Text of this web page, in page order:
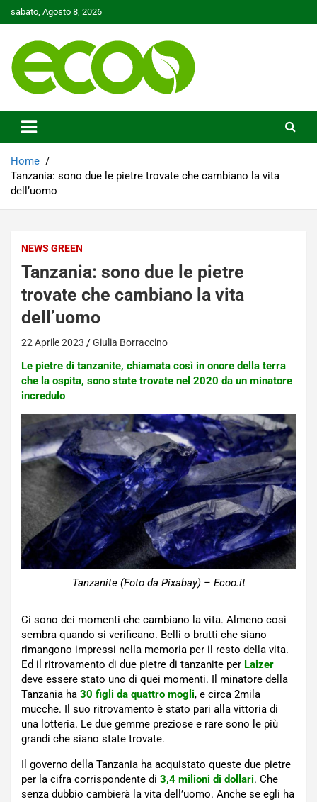
to
sabato, Agosto 8, 2026
Ecoo.it
Home
Tanzania: sono due le pietre trovate che cambiano la vita
dell’uomo
NEWS GREEN
Tanzania: sono due le pietre
trovate che cambiano la vita
dell’uomo
22 Aprile 2023 Giulia Borraccino
Le pietre di tanzanite, chiamata così in onore della terra
che la ospita, sono state trovate nel 2020 da un minatore
incredulo
Tanzanite (Foto da Pixabay) – Ecoo.it
Ci sono dei momenti che cambiano la vita. Almeno così
sembra quando si verificano. Belli o brutti che siano
rimangono impressi nella memoria per il resto della vita.
Ed il ritrovamento di due pietre di tanzanite per Laizer
deve essere stato uno di quei momenti. Il minatore della
Tanzania ha 30 figli da quattro mogli, e circa 2mila
mucche. Il suo ritrovamento è stato pari alla vittoria di
una lotteria. Le due gemme preziose e rare sono le più
grandi che siano state trovate.
Il governo della Tanzania ha acquistato queste due pietre
per la cifra corrispondente di 3,4 milioni di dollari. Che
senza dubbio cambierà la vita dell’uomo. Anche se egli ha